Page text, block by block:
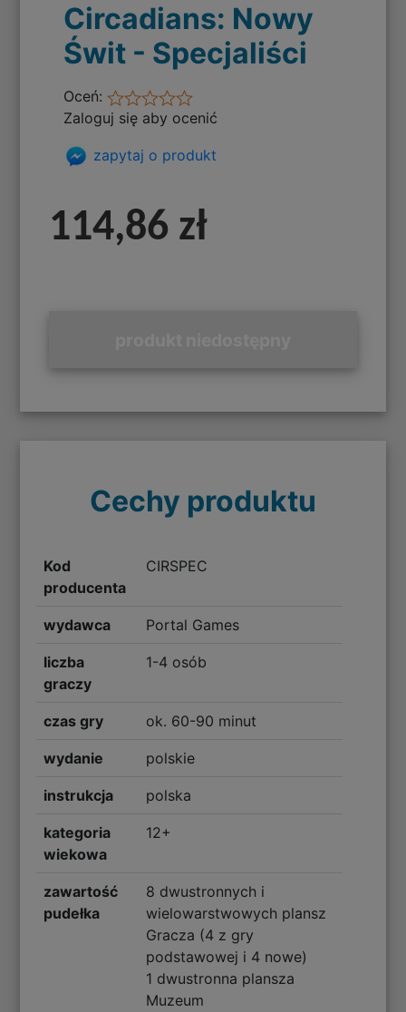
Circadians: Nowy
Świt - Specjaliści
Oceń:
Zaloguj się aby ocenić
zapytaj o produkt
114,86 zł
Cechy produktu
Kod
producenta
CIRSPEC
wydawca Portal Games
liczba
graczy
1-4 osób
czas gry ok. 60-90 minut
wydanie polskie
instrukcja polska
kategoria
wiekowa
12+
zawartość
pudełka
8 dwustronnych i
wielowarstwowych plansz
Gracza (4 z gry
podstawowej i 4 nowe)
1 dwustronna plansza
Muzeum